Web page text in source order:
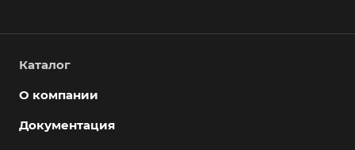
Каталог
О компании
Документация